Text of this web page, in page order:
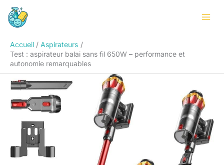
Aller
Accueil
Aspirateurs
Test : aspirateur balai sans fil 650W – performance et
autonomie remarquables
Rechercher